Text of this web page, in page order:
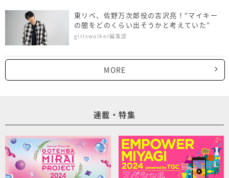
東リベ、佐野万次郎役の吉沢亮！“マイキー
の闇をどのくらい出そうかと考えていた”
girlswalker編集部
MORE
連載・特集